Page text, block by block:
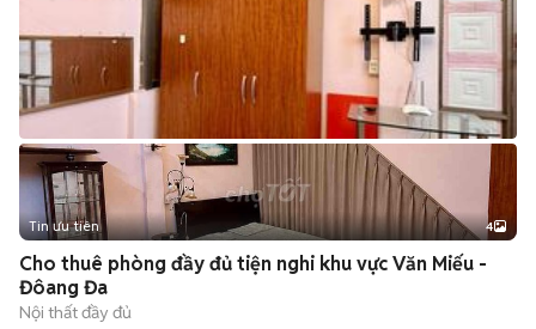
Tin ưu tiên 4
Cho thuê phòng đầy đủ tiện nghi khu vực Văn Miếu -
Đôang Đa
Nội thất đầy đủ